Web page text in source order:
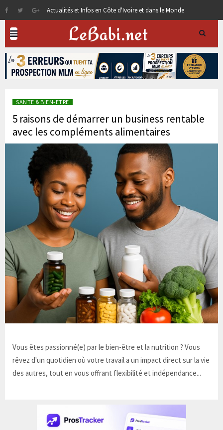
Actualités et Infos en Côte d'Ivoire et dans le Monde
SANTE & BIEN-ETRE
5 raisons de démarrer un business rentable
avec les compléments alimentaires
Vous êtes passionné(e) par le bien-être et la nutrition ? Vous
rêvez d'un quotidien où votre travail a un impact direct sur la vie
des autres, tout en vous offrant flexibilité et indépendance...